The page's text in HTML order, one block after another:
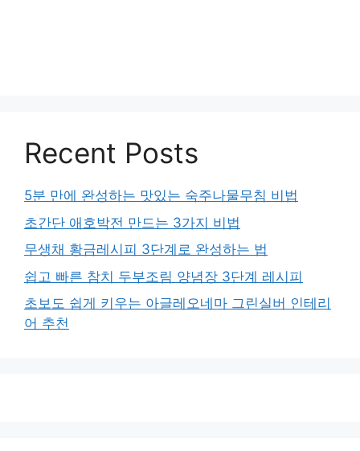
Recent Posts
5분 만에 완성하는 맛있는 숙주나물무침 비법
초간단 애호박전 만드는 3가지 비법
무생채 황금레시피 3단계로 완성하는 법
쉽고 빠른 참치 두부조림 양념장 3단계 레시피
초보도 쉽게 키우는 아글레오네마 그린실버 인테리
어 추천